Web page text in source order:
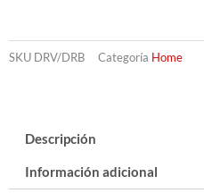
SKU DRV/DRB Categoría Home
Descripción
Información adicional